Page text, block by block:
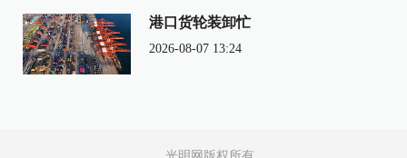
港口货轮装卸忙
2026-08-07 13:24